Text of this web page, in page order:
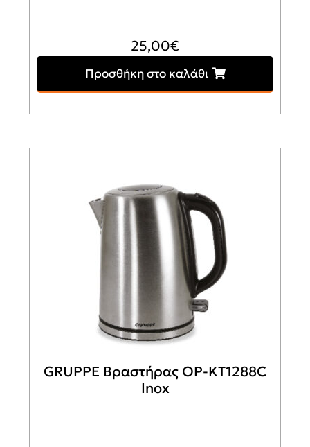
25,00€
Προσθήκη στο καλάθι
GRUPPE Βραστήρας OP-KT1288C
Inox